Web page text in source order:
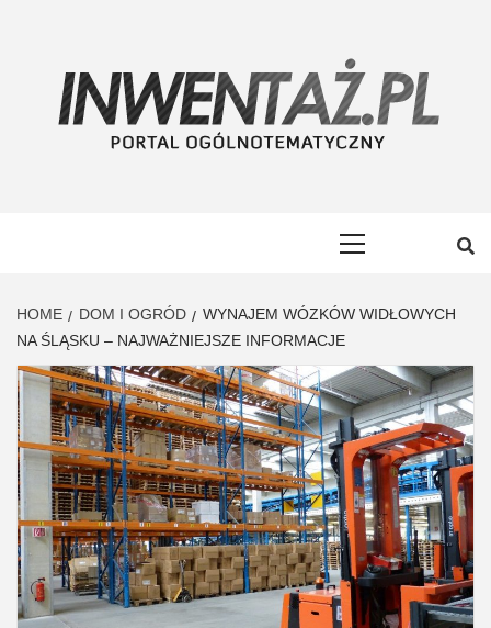
HOME DOM I OGRÓD
WYNAJEM WÓZKÓW WIDŁOWYCH
NA ŚLĄSKU – NAJWAŻNIEJSZE INFORMACJE